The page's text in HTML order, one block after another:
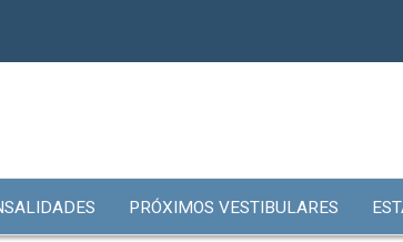
PRÓXIMOS VESTIBULARES